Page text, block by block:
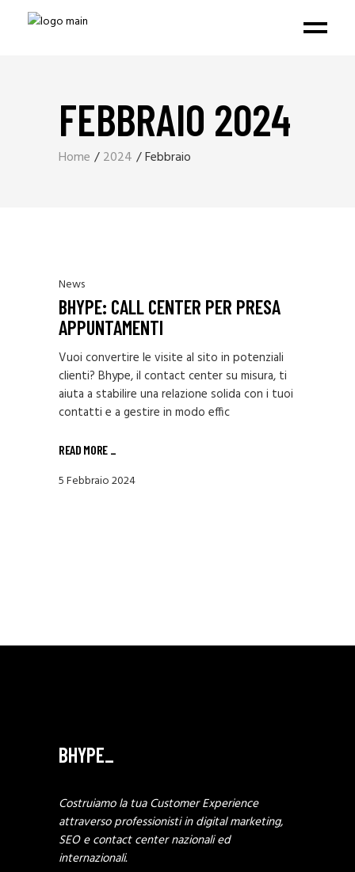
FEBBRAIO 2024
Home 2024 Febbraio
News
BHYPE: CALL CENTER PER PRESA
APPUNTAMENTI
Vuoi convertire le visite al sito in potenziali
clienti? Bhype, il contact center su misura, ti
aiuta a stabilire una relazione solida con i tuoi
contatti e a gestire in modo effic
READ MORE _
5 Febbraio 2024
BHYPE_
Costruiamo la tua Customer Experience
attraverso professionisti in digital marketing,
SEO e contact center nazionali ed
internazionali.